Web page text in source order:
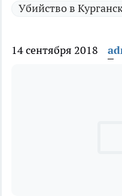
Убийство в
14 сентября 2018